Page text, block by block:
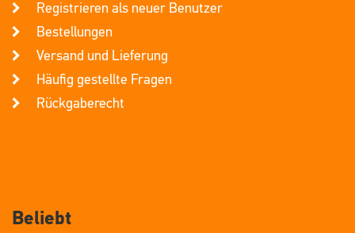
Registrieren als neuer Benutzer
Bestellungen
Versand und Lieferung
Häufig gestellte Fragen
Rückgaberecht
Beliebt